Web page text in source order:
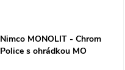
Nimco MONOLIT - Chrom
Police s ohrádkou MO